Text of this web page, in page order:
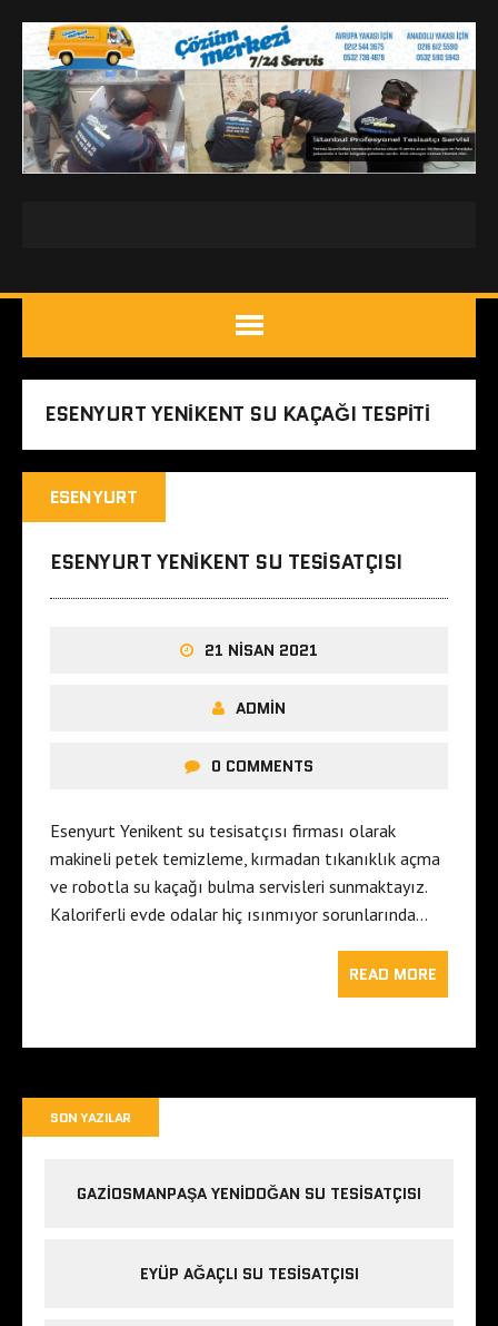
ESENYURT YENIKENT SU KAÇAĞI TESPITI
ESENYURT
ESENYURT YENIKENT SU TESISATÇISI
21 NISAN 2021
ADMIN
0 COMMENTS
Esenyurt Yenikent su tesisatçısı firması olarak
makineli petek temizleme, kırmadan tıkanıklık açma
ve robotla su kaçağı bulma servisleri sunmaktayız.
Kaloriferli evde odalar hiç ısınmıyor sorunlarında…
READ MORE
SON YAZILAR
GAZIOSMANPAŞA YENIDOĞAN SU TESISATÇISI
EYÜP AĞAÇLI SU TESISATÇISI